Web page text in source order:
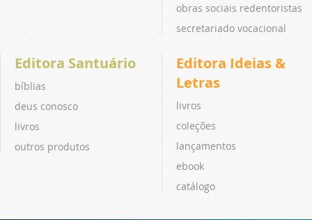
obras sociais redentoristas
secretariado vocacional
Editora Santuário
bíblias
deus conosco
livros
outros produtos
Editora Ideias &
Letras
livros
coleções
lançamentos
ebook
catálogo